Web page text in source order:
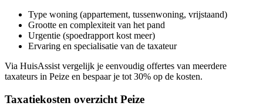
Type woning (appartement, tussenwoning, vrijstaand)
Grootte en complexiteit van het pand
Urgentie (spoedrapport kost meer)
Ervaring en specialisatie van de taxateur
Via HuisAssist vergelijk je eenvoudig offertes van meerdere
taxateurs in Peize en bespaar je tot 30% op de kosten.
Taxatiekosten overzicht Peize